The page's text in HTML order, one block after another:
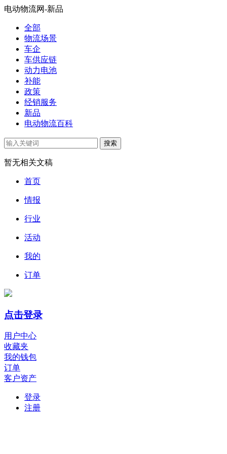
电动物流网-新品
全部
物流场景
车企
车供应链
动力电池
补能
政策
经销服务
新品
电动物流百科
搜索
暂无相关文稿
首页
情报
行业
活动
我的
订单
点击登录
用户中心
收藏夹
我的钱包
订单
客户资产
登录
注册